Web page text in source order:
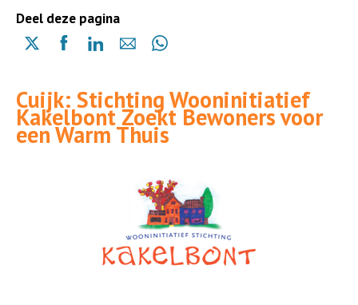
Deel deze pagina
Delen
(opent
in
een
nieuwe
Delen
(opent
in
een
nieuwe
Delen
(opent
in
een
nieuwe
Delen
mail
Delen
(opent
in
een
Cuijk: Stichting Wooninitiatief
Kakelbont Zoekt Bewoners voor
een Warm Thuis